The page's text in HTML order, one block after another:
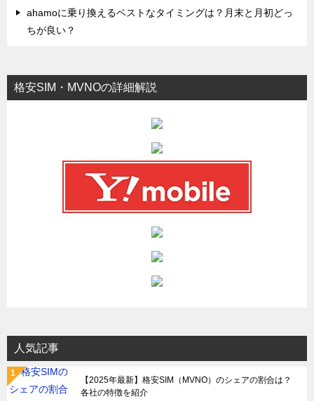
ahamoに乗り換えるベストなタイミングは？月末と月初どっ
ちが良い？
格安SIM・MVNOの詳細解説
人気記事
【2025年最新】格安SIM（MVNO）のシェアの割合は？
各社の特徴を紹介